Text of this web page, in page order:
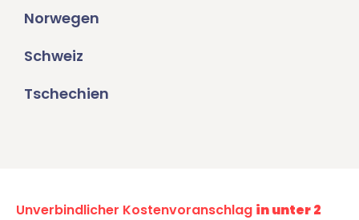
Norwegen
Schweiz
Tschechien
Unverbindlicher Kostenvoranschlag in unter 2